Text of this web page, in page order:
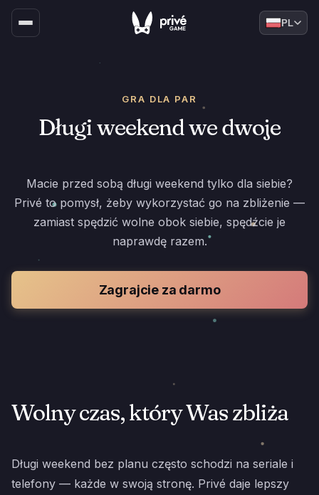
PL
GRA DLA PAR
Długi weekend we dwoje
Macie przed sobą długi weekend tylko dla siebie?
Privé to pomysł, żeby wykorzystać go na zbliżenie —
zamiast spędzić wolne obok siebie, spędźcie je
naprawdę razem.
Zagrajcie za darmo
Wolny czas, który Was zbliża
Długi weekend bez planu często schodzi na seriale i
telefony — każde w swoją stronę. Privé daje lepszy